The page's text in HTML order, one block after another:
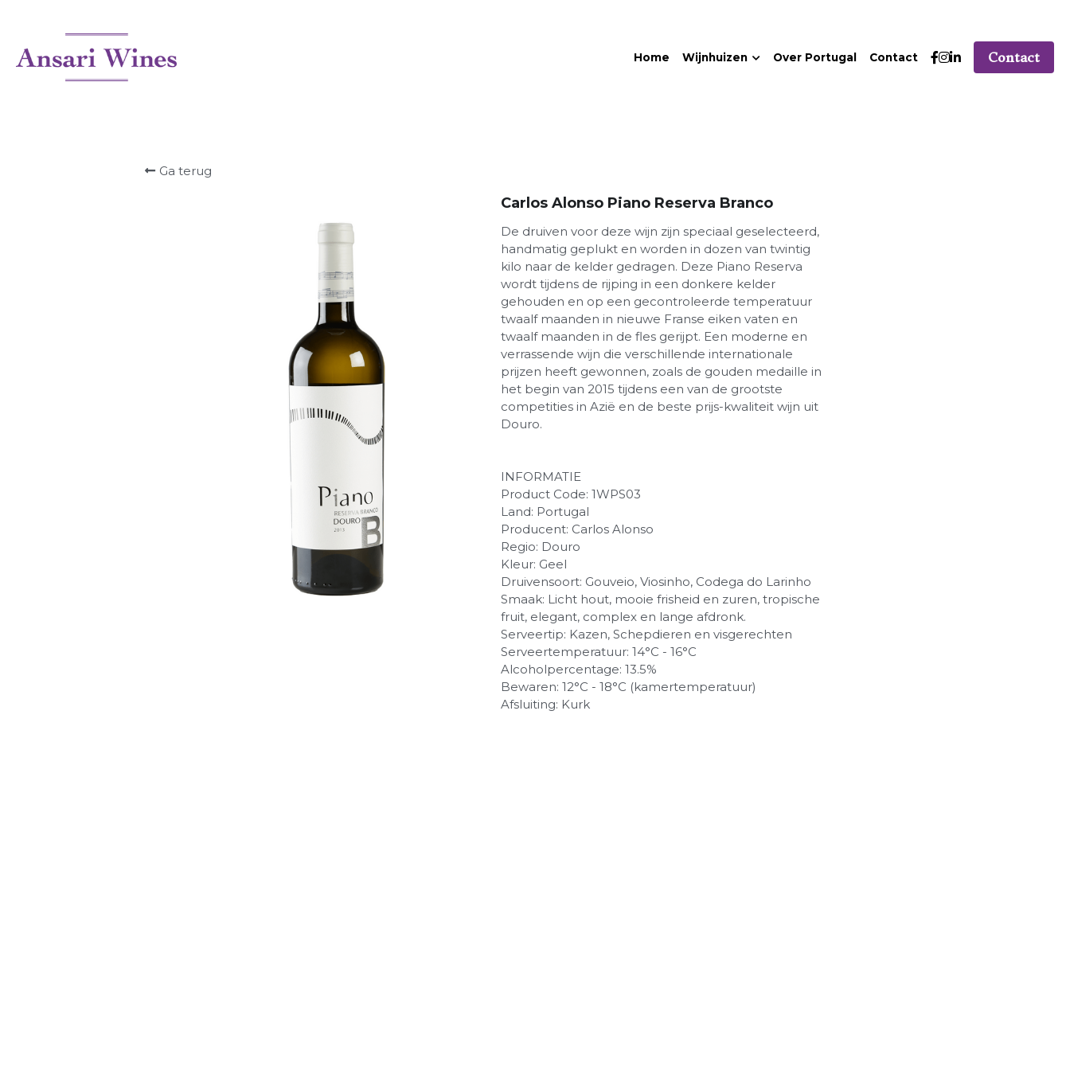
Home Wijnhuizen Over Portugal Contact Contact
Ga terug
Carlos Alonso Piano Reserva Branco
De druiven voor deze wijn zijn speciaal geselecteerd,
handmatig geplukt en worden in dozen van twintig
kilo naar de kelder gedragen. Deze Piano Reserva
wordt tijdens de rijping in een donkere kelder
gehouden en op een gecontroleerde temperatuur
twaalf maanden in nieuwe Franse eiken vaten en
twaalf maanden in de fles gerijpt. Een moderne en
verrassende wijn die verschillende internationale
prijzen heeft gewonnen, zoals de gouden medaille in
het begin van 2015 tijdens een van de grootste
competities in Azië en de beste prijs-kwaliteit wijn uit
Douro.
INFORMATIE
Product Code: 1WPS03
Land: Portugal
Producent: Carlos Alonso
Regio: Douro
Kleur: Geel
Druivensoort: Gouveio, Viosinho, Codega do Larinho
Smaak: Licht hout, mooie frisheid en zuren, tropische
fruit, elegant, complex en lange afdronk.
Serveertip: Kazen, Schepdieren en visgerechten
Serveertemperatuur: 14°C - 16°C
Alcoholpercentage: 13.5%
Bewaren: 12°C - 18°C (kamertemperatuur)
Afsluiting: Kurk